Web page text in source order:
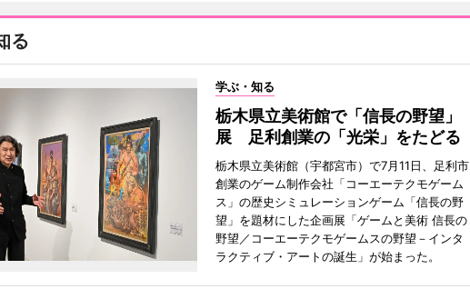
る
学ぶ・知る
栃木県立美術館で「信長の野望」
展 足利創業の「光栄」をたどる
栃木県立美術館（宇都宮市）で7月11日、足利市
創業のゲーム制作会社「コーエーテクモゲーム
ス」の歴史シミュレーションゲーム「信長の野
望」を題材にした企画展「ゲームと美術 信長の
野望／コーエーテクモゲームスの野望－インタ
ラクティブ・アートの誕生」が始まった。